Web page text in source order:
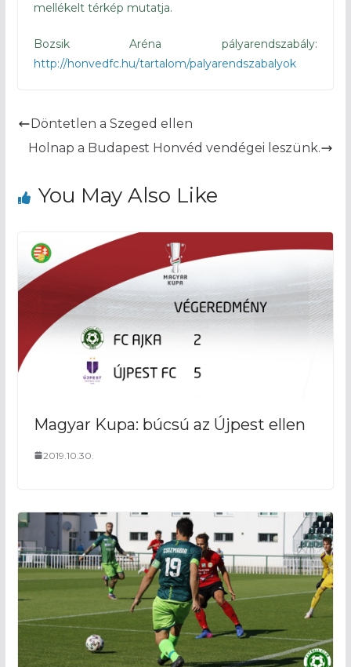
mellékelt térkép mutatja.
Bozsik Aréna pályarendszabály:
http://honvedfc.hu/tartalom/palyarendszabalyok
Döntetlen a Szeged ellen
Holnap a Budapest Honvéd vendégei leszünk.
You May Also Like
Magyar Kupa: búcsú az Újpest ellen
2019.10.30.